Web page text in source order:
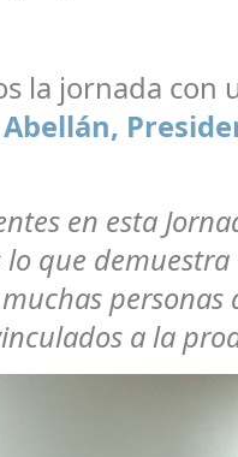
la jornada con
Abellán,
en esta
que
personas
a la